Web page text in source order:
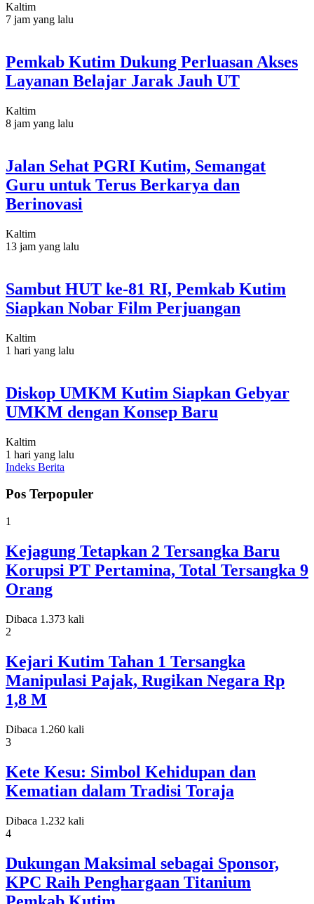
Kaltim
7 jam yang lalu
Pemkab Kutim Dukung Perluasan Akses
Layanan Belajar Jarak Jauh UT
Kaltim
8 jam yang lalu
Jalan Sehat PGRI Kutim, Semangat
Guru untuk Terus Berkarya dan
Berinovasi
Kaltim
13 jam yang lalu
Sambut HUT ke-81 RI, Pemkab Kutim
Siapkan Nobar Film Perjuangan
Kaltim
1 hari yang lalu
Diskop UMKM Kutim Siapkan Gebyar
UMKM dengan Konsep Baru
Kaltim
1 hari yang lalu
Indeks Berita
Pos Terpopuler
1
Kejagung Tetapkan 2 Tersangka Baru
Korupsi PT Pertamina, Total Tersangka 9
Orang
Dibaca 1.373 kali
2
Kejari Kutim Tahan 1 Tersangka
Manipulasi Pajak, Rugikan Negara Rp
1,8 M
Dibaca 1.260 kali
3
Kete Kesu: Simbol Kehidupan dan
Kematian dalam Tradisi Toraja
Dibaca 1.232 kali
4
Dukungan Maksimal sebagai Sponsor,
KPC Raih Penghargaan Titanium